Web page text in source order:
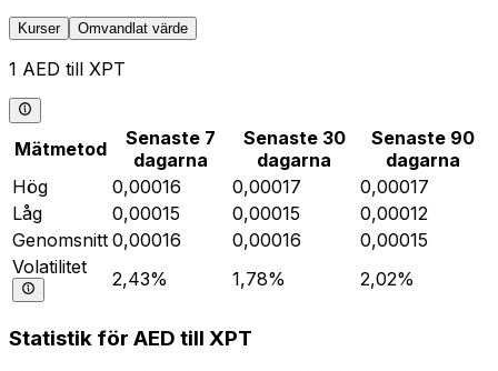
Kurser Omvandlat värde
1 AED till XPT
Mätmetod
Senaste 7
dagarna
Senaste 30
dagarna
Senaste 90
dagarna
Hög
0,00016 0,00017
0,00017
Låg
0,00015 0,00015
0,00012
Genomsnitt 0,00016 0,00016
0,00015
Volatilitet
2,43% 1,78% 2,02%
Statistik för AED till XPT